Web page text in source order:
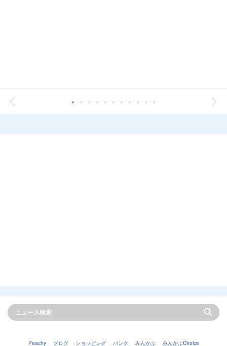
Peachy ブログ ショッピング バンク みんかぶ みんかぶChoice